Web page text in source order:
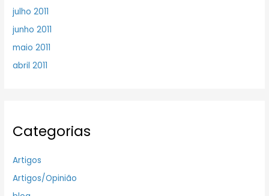
julho 2011
junho 2011
maio 2011
abril 2011
Categorias
Artigos
Artigos/Opinião